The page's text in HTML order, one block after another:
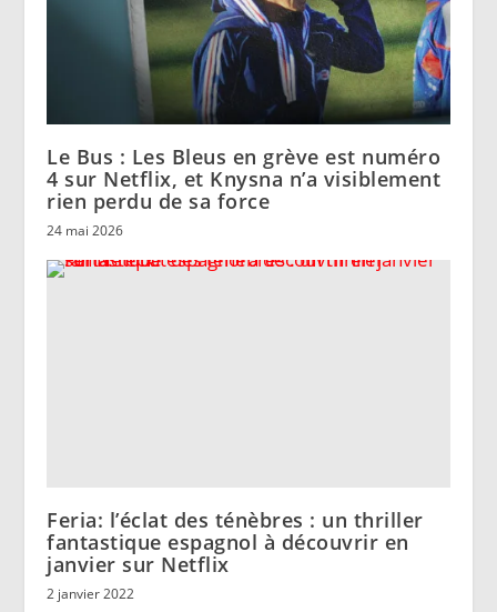
Le Bus : Les Bleus en grève est numéro
4 sur Netflix, et Knysna n’a visiblement
rien perdu de sa force
24 mai 2026
Feria: l’éclat des ténèbres : un thriller
fantastique espagnol à découvrir en
janvier sur Netflix
2 janvier 2022